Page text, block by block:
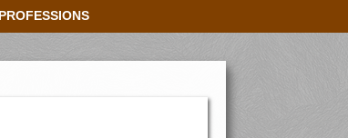
PROFESSIONS